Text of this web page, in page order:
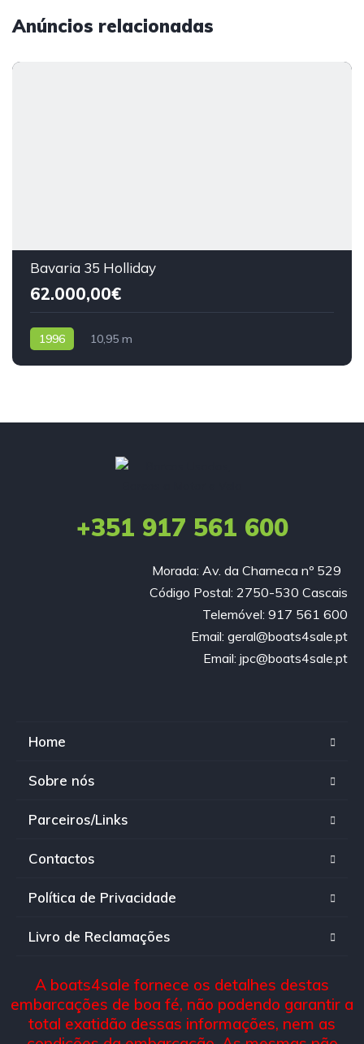
Anúncios relacionadas
Bavaria 35 Holliday
62.000,00€
1996 10,95 m
+351 917 561 600
Morada: Av. da Charneca nº 529
Código Postal: 2750-530 Cascais
Telemóvel: 917 561 600
Email: geral@boats4sale.pt
Email: jpc@boats4sale.pt
Home
Sobre nós
Parceiros/Links
Contactos
Política de Privacidade
Livro de Reclamações
A boats4sale fornece os detalhes destas
embarcações de boa fé, não podendo garantir a
total exatidão dessas informações, nem as